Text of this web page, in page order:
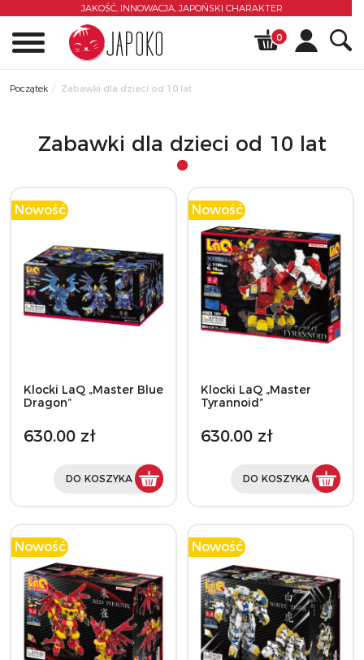
JAKOŚĆ, INNOWACJA, JAPOŃSKI CHARAKTER
0
Początek Zabawki dla dzieci od 10 lat
Zabawki dla dzieci od 10 lat
Nowość
Klocki LaQ „Master Blue
Dragon”
630.00 zł
DO KOSZYKA
Nowość
Klocki LaQ „Master
Tyrannoid”
630.00 zł
DO KOSZYKA
Nowość Nowość